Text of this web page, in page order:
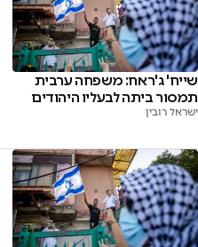
שייח' ג'ראח: משפחה ערבית
תמסור ביתה לבעליו היהודים
ישראל רובין